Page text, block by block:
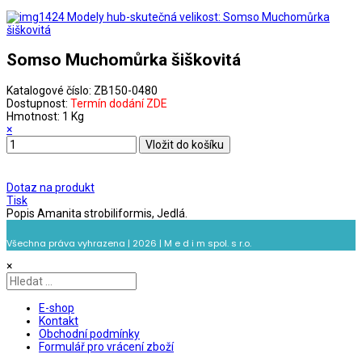
Somso Muchomůrka šiškovitá
Katalogové číslo: ZB150-0480
Dostupnost: Termín dodání ZDE
Hmotnost: 1 Kg
×
Dotaz na produkt
Tisk
Popis Amanita strobiliformis, Jedlá.
Všechna práva vyhrazena | 2026 | M e d i m spol. s r.o.
×
E-shop
Kontakt
Obchodní podmínky
Formulář pro vrácení zboží